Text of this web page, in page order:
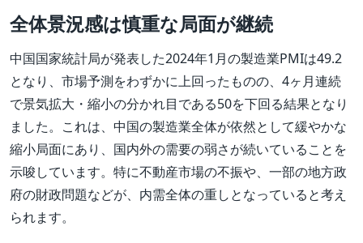
全体景況感は慎重な局面が継続
中国国家統計局が発表した2024年1月の製造業PMIは49.2
となり、市場予測をわずかに上回ったものの、4ヶ月連続
で景気拡大・縮小の分かれ目である50を下回る結果となり
ました。これは、中国の製造業全体が依然として緩やかな
縮小局面にあり、国内外の需要の弱さが続いていることを
示唆しています。特に不動産市場の不振や、一部の地方政
府の財政問題などが、内需全体の重しとなっていると考え
られます。